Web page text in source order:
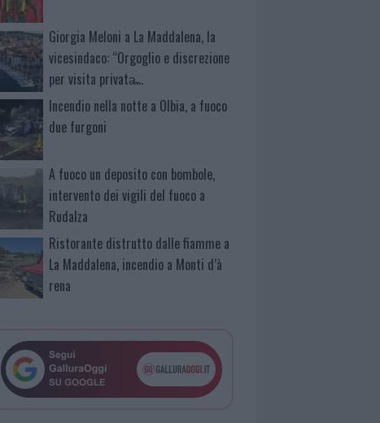
Giorgia Meloni a La Maddalena, la
vicesindaco: “Orgoglio e discrezione
per visita privata̶…
Incendio nella notte a Olbia, a fuoco
due furgoni
A fuoco un deposito con bombole,
intervento dei vigili del fuoco a
Rudalza
Ristorante distrutto dalle fiamme a
La Maddalena, incendio a Monti d’à
rena